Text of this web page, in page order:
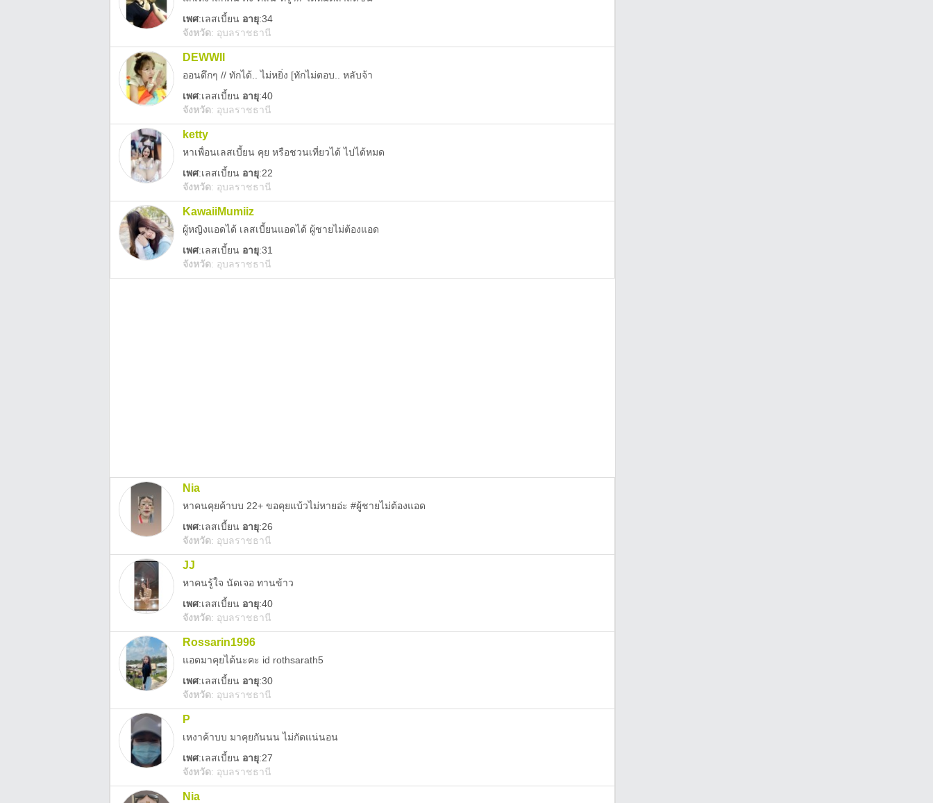
เพศ:เลสเบี้ยน อายุ:34
จังหวัด: อุบลราชธานี
DEWWII
ออนดึกๆ // ทักได้.. ไม่หยิ่ง [ทักไม่ตอบ.. หลับจ้า
เพศ:เลสเบี้ยน อายุ:40
จังหวัด: อุบลราชธานี
ketty
หาเพื่อนเลสเบี้ยน คุย หรือชวนเที่ยวได้ ไปได้หมด
เพศ:เลสเบี้ยน อายุ:22
จังหวัด: อุบลราชธานี
KawaiiMumiiz
ผู้หญิงแอดได้ เลสเบี้ยนแอดได้ ผู้ชายไม่ต้องแอด
เพศ:เลสเบี้ยน อายุ:31
จังหวัด: อุบลราชธานี
Nia
หาคนคุยค้าบบ 22+ ขอคุยแบ้วไม่หายอ่ะ #ผู้ชายไม่ต้องแอด
เพศ:เลสเบี้ยน อายุ:26
จังหวัด: อุบลราชธานี
JJ
หาคนรู้ใจ นัดเจอ ทานข้าว
เพศ:เลสเบี้ยน อายุ:40
จังหวัด: อุบลราชธานี
Rossarin1996
แอดมาคุยได้นะคะ id rothsarath5
เพศ:เลสเบี้ยน อายุ:30
จังหวัด: อุบลราชธานี
P
เหงาค้าบบ มาคุยกันนน ไม่กัดแน่นอน
เพศ:เลสเบี้ยน อายุ:27
จังหวัด: อุบลราชธานี
Nia